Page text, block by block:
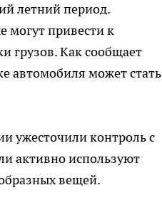
летний период.
могут привести к
грузов. Как сообщает
автомобиля может стать
ужесточили контроль с
активно используют
вещей.